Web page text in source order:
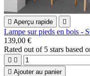
 Aperçu rapide 
Lampe sur pieds en bois -
139,00 €
Rated out of 5 stars based
 
 Ajouter au panier